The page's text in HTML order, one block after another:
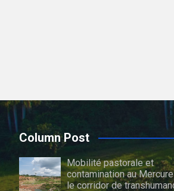
Column Post
Mobilité pastorale et
contamination au
le corridor de